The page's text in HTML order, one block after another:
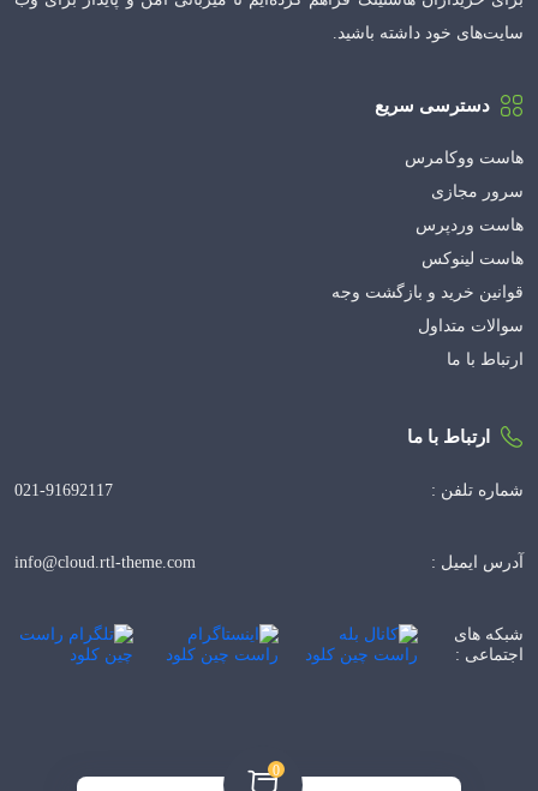
0
سایت‌های خود داشته باشید.
دسترسی سریع
هاست ووکامرس
سرور مجازی
هاست وردپرس
هاست لینوکس
قوانین خرید و بازگشت وجه
سوالات متداول
ارتباط با ما
ارتباط با ما
شماره تلفن : 021-91692117
آدرس ایمیل : info@cloud.rtl-theme.com
شبکه های
اجتماعی :